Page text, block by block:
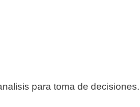
para toma de decisiones.